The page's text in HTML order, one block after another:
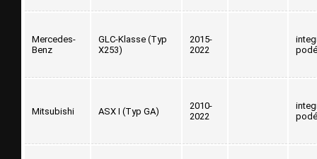
Mercedes-
Benz
GLC-Klasse (Typ
X253)
2015-
2022
Mitsubishi ASX I (Typ GA)
2010-
2022